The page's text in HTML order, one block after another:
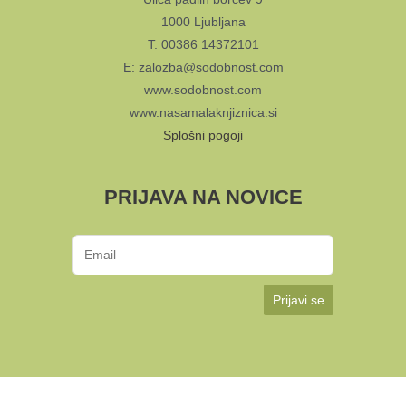
1000 Ljubljana
T: 00386 14372101
E: zalozba@sodobnost.com
www.sodobnost.com
www.nasamalaknjiznica.si
Splošni pogoji
PRIJAVA NA NOVICE
Prijavi se